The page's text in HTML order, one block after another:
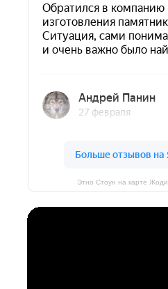
Этно Стоун на карте